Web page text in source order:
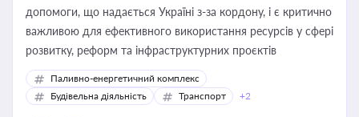
допомоги, що надається Україні з-за кордону, і є критично
важливою для ефективного використання ресурсів у сфері
розвитку, реформ та інфраструктурних проєктів
Паливно-енергетичний комплекс
Будівельна діяльність
Транспорт +2